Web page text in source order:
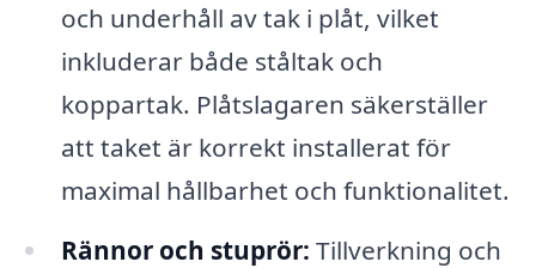
och underhåll av tak i plåt, vilket
inkluderar både ståltak och
koppartak. Plåtslagaren säkerställer
att taket är korrekt installerat för
maximal hållbarhet och funktionalitet.
Rännor och stuprör: Tillverkning och